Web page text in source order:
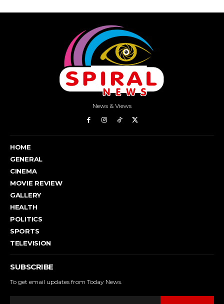
News & Views
HOME
GENERAL
CINEMA
MOVIE REVIEW
GALLERY
HEALTH
POLITICS
SPORTS
TELEVISION
SUBSCRIBE
To get email updates from Today News.